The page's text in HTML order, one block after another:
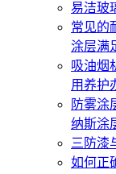
易洁玻
常见的
涂层满
吸油烟
用养护
防雾涂
纳斯涂
三防漆
如何正